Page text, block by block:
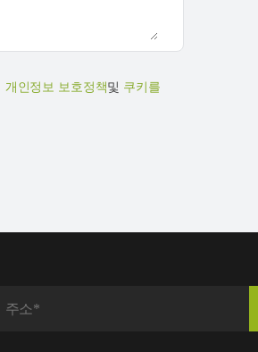
개인정보 보호정책및 쿠키를